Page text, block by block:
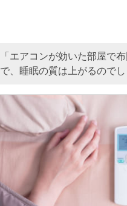
「エアコンが効いた部屋で
で、睡眠の質は上がるのでし